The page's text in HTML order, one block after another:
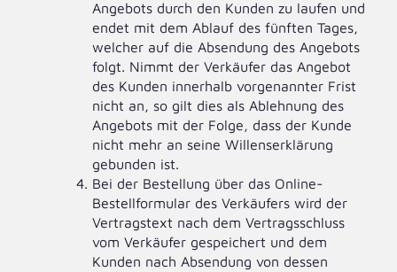
Angebots durch den Kunden zu laufen und
endet mit dem Ablauf des fünften Tages,
welcher auf die Absendung des Angebots
folgt. Nimmt der Verkäufer das Angebot
des Kunden innerhalb vorgenannter Frist
nicht an, so gilt dies als Ablehnung des
Angebots mit der Folge, dass der Kunde
nicht mehr an seine Willenserklärung
gebunden ist.
Bei der Bestellung über das Online-
Bestellformular des Verkäufers wird der
Vertragstext nach dem Vertragsschluss
vom Verkäufer gespeichert und dem
Kunden nach Absendung von dessen